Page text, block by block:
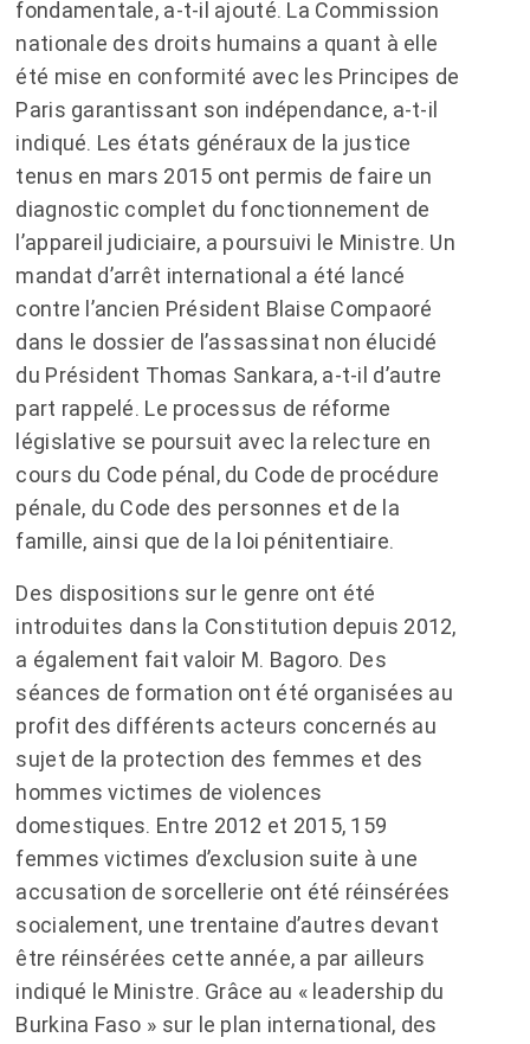
fondamentale, a-t-il ajouté. La Commission
nationale des droits humains a quant à elle
été mise en conformité avec les Principes de
Paris garantissant son indépendance, a-t-il
indiqué. Les états généraux de la justice
tenus en mars 2015 ont permis de faire un
diagnostic complet du fonctionnement de
l’appareil judiciaire, a poursuivi le Ministre. Un
mandat d’arrêt international a été lancé
contre l’ancien Président Blaise Compaoré
dans le dossier de l’assassinat non élucidé
du Président Thomas Sankara, a-t-il d’autre
part rappelé. Le processus de réforme
législative se poursuit avec la relecture en
cours du Code pénal, du Code de procédure
pénale, du Code des personnes et de la
famille, ainsi que de la loi pénitentiaire.
Des dispositions sur le genre ont été
introduites dans la Constitution depuis 2012,
a également fait valoir M. Bagoro. Des
séances de formation ont été organisées au
profit des différents acteurs concernés au
sujet de la protection des femmes et des
hommes victimes de violences
domestiques. Entre 2012 et 2015, 159
femmes victimes d’exclusion suite à une
accusation de sorcellerie ont été réinsérées
socialement, une trentaine d’autres devant
être réinsérées cette année, a par ailleurs
indiqué le Ministre. Grâce au « leadership du
Burkina Faso » sur le plan international, des